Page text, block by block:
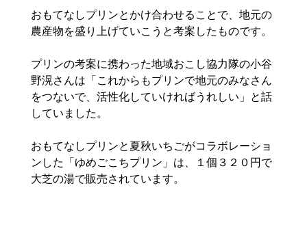
おもてなしプリンとかけ合わせることで、地元の
農産物を盛り上げていこうと考案したものです。
プリンの考案に携わった地域おこし協力隊の小谷
野滉さんは「これからもプリンで地元のみなさん
をつないで、活性化していければうれしい」と話
していました。
おもてなしプリンと夏秋いちごがコラボレーショ
ンした「ゆめごこちプリン」は、１個３２０円で
大芝の湯で販売されています。